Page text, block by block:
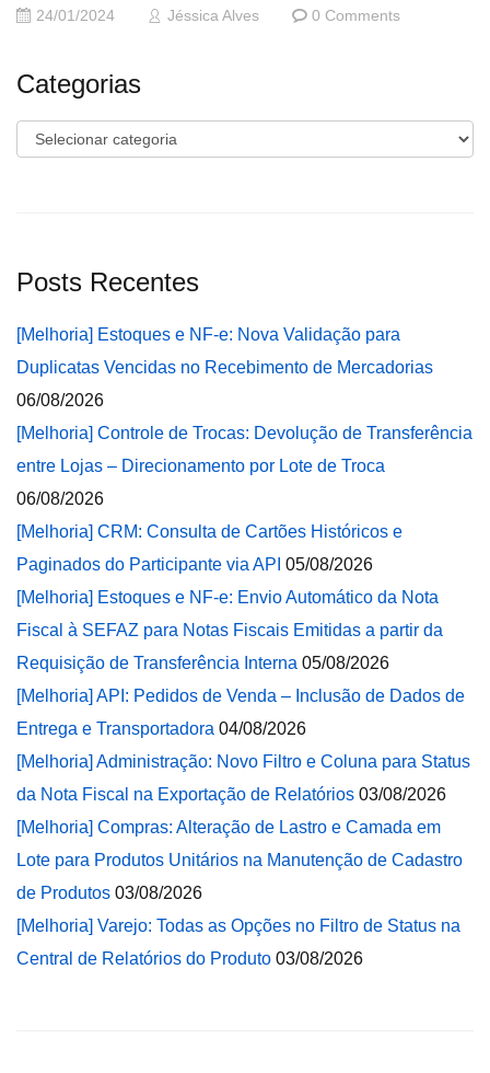
24/01/2024 Jéssica Alves 0 Comments
Categorias
Categorias
Posts Recentes
[Melhoria] Estoques e NF-e: Nova Validação para
Duplicatas Vencidas no Recebimento de Mercadorias
06/08/2026
[Melhoria] Controle de Trocas: Devolução de Transferência
entre Lojas – Direcionamento por Lote de Troca
06/08/2026
[Melhoria] CRM: Consulta de Cartões Históricos e
Paginados do Participante via API 05/08/2026
[Melhoria] Estoques e NF-e: Envio Automático da Nota
Fiscal à SEFAZ para Notas Fiscais Emitidas a partir da
Requisição de Transferência Interna 05/08/2026
[Melhoria] API: Pedidos de Venda – Inclusão de Dados de
Entrega e Transportadora 04/08/2026
[Melhoria] Administração: Novo Filtro e Coluna para Status
da Nota Fiscal na Exportação de Relatórios 03/08/2026
[Melhoria] Compras: Alteração de Lastro e Camada em
Lote para Produtos Unitários na Manutenção de Cadastro
de Produtos 03/08/2026
[Melhoria] Varejo: Todas as Opções no Filtro de Status na
Central de Relatórios do Produto 03/08/2026